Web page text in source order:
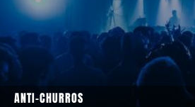
ANTI-CHURROS